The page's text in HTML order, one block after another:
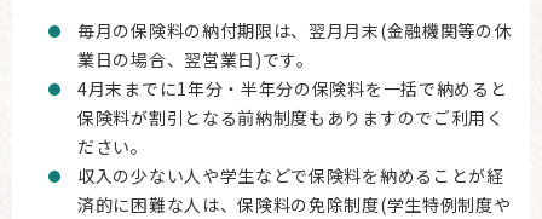
毎月の保険料の納付期限は、翌月月末(金融機関等の休
業日の場合、翌営業日)です。
4月末までに1年分・半年分の保険料を一括で納めると
保険料が割引となる前納制度もありますのでご利用く
ださい。
収入の少ない人や学生などで保険料を納めることが経
済的に困難な人は、保険料の免除制度(学生特例制度や